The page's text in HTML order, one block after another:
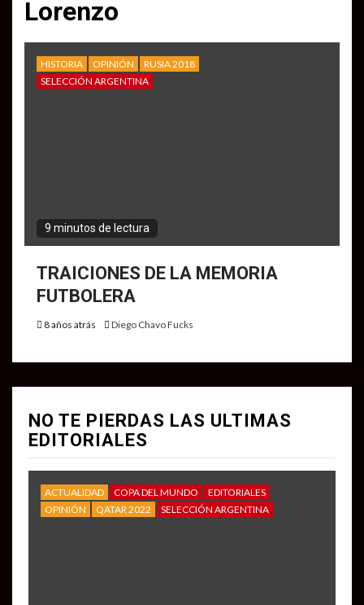
Lorenzo
HISTORIA OPINIÓN
RUSIA 2018
SELECCIÓN ARGENTINA
9 minutos de lectura
TRAICIONES DE LA MEMORIA
FUTBOLERA
8 años atrás Diego Chavo Fucks
NO TE PIERDAS LAS ULTIMAS
EDITORIALES
ACTUALIDAD COPA DEL MUNDO
EDITORIALES
OPINIÓN
QATAR 2022 SELECCIÓN ARGENTINA